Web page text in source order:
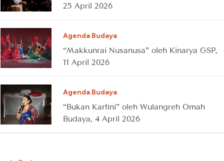
25 April 2026
Agenda Budaya
“Makkunrai Nusanusa” oleh Kinarya GSP,
11 April 2026
Agenda Budaya
“Bukan Kartini” oleh Wulangreh Omah
Budaya, 4 April 2026